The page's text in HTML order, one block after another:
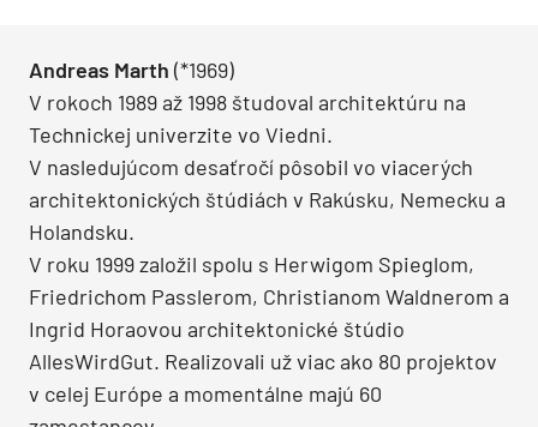
Andreas Marth (*1969)
V rokoch 1989 až 1998 študoval architektúru na
Technickej univerzite vo Viedni.
V nasledujúcom desaťročí pôsobil vo viacerých
architektonických štúdiách v Rakúsku, Nemecku a
Holandsku.
V roku 1999 založil spolu s Herwigom Spieglom,
Friedrichom Passlerom, Christianom Waldnerom a
Ingrid Horaovou architektonické štúdio
AllesWirdGut. Realizovali už viac ako 80 projektov
v celej Európe a momentálne majú 60